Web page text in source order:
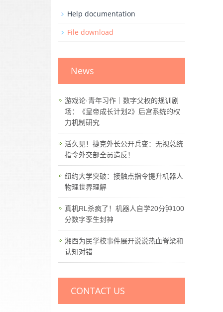
Help documentation
File download
News
游戏论·青年习作｜数字父权的规训剧
场：《皇帝成长计划2》后宫系统的权
力机制研究
活久见！捷克外长公开兵变：无视总统
指令外交部全员造反！
纽约大学突破：接触点指令提升机器人
物理世界理解
真机RL杀疯了！机器人自学20分钟100
分数字孪生封神
湘西为民学校事件展开说说热血脊梁和
认知对错
CONTACT US